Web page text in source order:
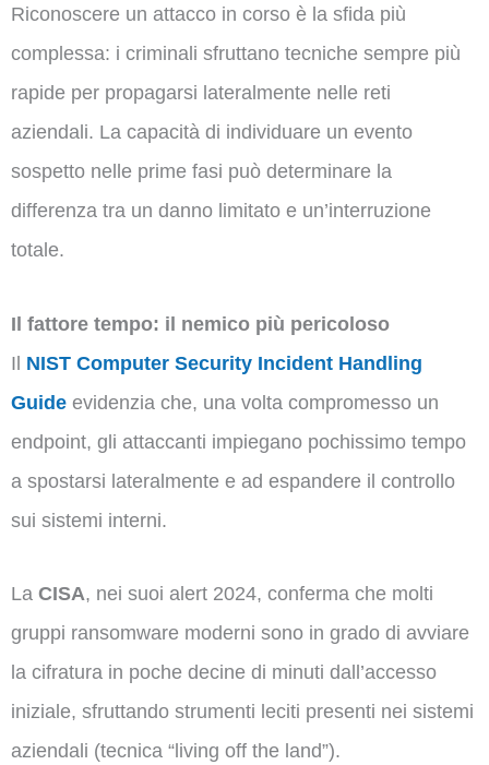
Riconoscere un attacco in corso è la sfida più
complessa: i criminali sfruttano tecniche sempre più
rapide per propagarsi lateralmente nelle reti
aziendali. La capacità di individuare un evento
sospetto nelle prime fasi può determinare la
differenza tra un danno limitato e un’interruzione
totale.
Il fattore tempo: il nemico più pericoloso
Il NIST Computer Security Incident Handling
Guide evidenzia che, una volta compromesso un
endpoint, gli attaccanti impiegano pochissimo tempo
a spostarsi lateralmente e ad espandere il controllo
sui sistemi interni.
La CISA, nei suoi alert 2024, conferma che molti
gruppi ransomware moderni sono in grado di avviare
la cifratura in poche decine di minuti dall’accesso
iniziale, sfruttando strumenti leciti presenti nei sistemi
aziendali (tecnica “living off the land”).